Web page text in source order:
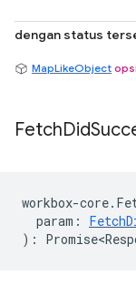
dengan status
MapLikeObject
FetchDid
workbox-core.
param :
) :